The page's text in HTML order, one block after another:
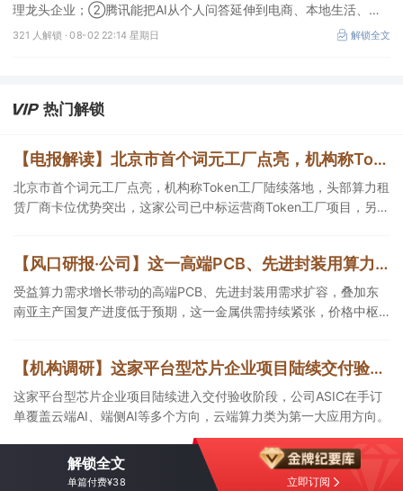
理龙头企业；②腾讯能把AI从个人问答延伸到电商、本地生活、企
业协同，并保留较强的开放生态特征，在AI智能体时代具有强竞争
力，这几家企业与腾讯业务联系紧密；③AI应用扩张会显著增加推
第三方算力租赁企业更加受益。
321 人解锁 ·08-02 22:14 星期日 解锁全文
热门解锁
【电报解读】北京市首个词元工厂点亮，机构称Token工厂陆续落地，头部算力租赁厂商卡位优势突出，这家公司已中标运营商Token工厂项目
北京市首个词元工厂点亮，机构称Token工厂陆续落地，头部算力租
赁厂商卡位优势突出，这家公司已中标运营商Token工厂项目，另一
【风口研报·公司】这一高端PCB、先进封装用算力金属需求持续扩容，公司产销量稳居全球第一，且量增计划稳步推进，有望充分受益价格上行
受益算力需求增长带动的高端PCB、先进封装用需求扩容，叠加东
南亚主产国复产进度低于预期，这一金属供需持续紧张，价格中枢
同时有望充分受益金属价格上行。
【机构调研】这家平台型芯片企业项目陆续交付验收，ASIC在手订单覆盖云端AI等多个方向
这家平台型芯片企业项目陆续进入交付验收阶段，公司ASIC在手订
单覆盖云端AI、端侧AI等多个方向，云端算力类为第一大应用方向。
解锁全文
单篇付费¥38 立即订阅